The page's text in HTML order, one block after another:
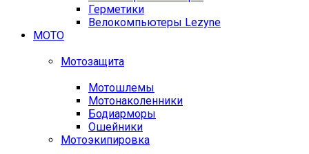
Герметики
Велокомпьютеры Lezyne
МОТО
Мотозащита
Мотошлемы
Мотонаколенники
Бодиарморы
Ошейники
Мотоэкипировка